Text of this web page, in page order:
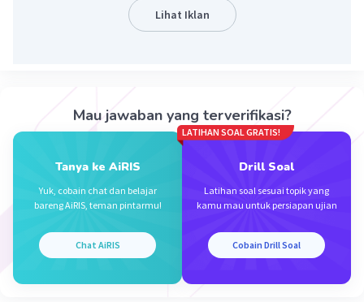
Iklan
"Jangan lupa" kak
Balas
Lihat Iklan
Mau jawaban yang terverifikasi?
Tanya ke AiRIS
Yuk, cobain chat dan belajar
bareng AiRIS, teman pintarmu!
Chat AiRIS
LATIHAN SOAL GRATIS!
Drill Soal
Latihan soal sesuai topik yang
kamu mau untuk persiapan ujian
Cobain Drill Soal